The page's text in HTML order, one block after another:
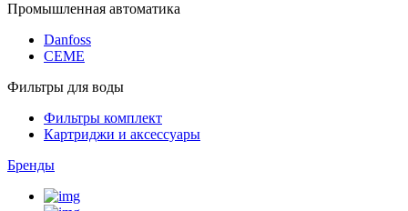
Промышленная автоматика
Danfoss
CEME
Фильтры для воды
Фильтры комплект
Картриджи и аксессуары
Бренды